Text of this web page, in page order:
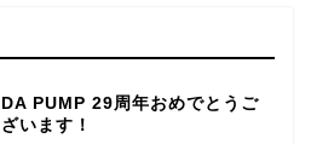
DA PUMP 29周年おめでとうご
ざいます！